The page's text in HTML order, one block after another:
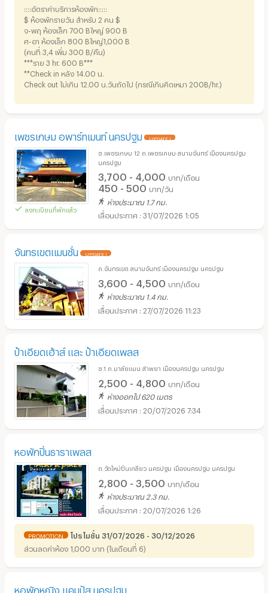
::::อัตราค่าบริการห้องพัก:::::
$ ห้องพักรายวัน สำหรับ 2 คน $
จ-พฤ ห้องเล็ก 700 Bใหญ่ 900 B
ศ-อา ห้องเล็ก 800 Bใหญ่1,000 B
(คนที่ 3,4 เพิ่ม 300 B/คืน)
***ราย 3 hr. 600 B***
**Check in หลัง 14.00 น.
Check out ไม่เกิน 12.00 น.วันถัดไป (กรณีเกินคิดเหมา 200B/hr.)
เพชรเกษม อพาร์ทเมนท์ นครปฐม UPDATE !
ลงทะเบียนที่พักแล้ว
ซ.เพชรเกษม 12 ถ.เพชรเกษม สนามจันทร์ เมืองนครปฐม
นครปฐม
3,700 - 4,000 บาท/เดือน
450 - 500 บาท/วัน
ห่างประมาณ 1.7 กม.
31/07/2026 1:05
จันทรเขตแมนชั่น UPDATE !
ถ.จันทรเขต สนามจันทร์ เมืองนครปฐม นครปฐม
3,600 - 4,500 บาท/เดือน
ห่างประมาณ 1.4 กม.
27/07/2026 11:23
ป้าเอียดเฮ้าส์ และ ป้าเอียดเพลส
ซ.1 ถ.มาลัยแมน ลำพยา เมืองนครปฐม นครปฐม
2,500 - 4,800 บาท/เดือน
ห่างออกไป 620 เมตร
20/07/2026 7:34
หอพักปิ่นธาราเพลส
ถ.วัดใหม่ปิ่นเกลียว นครปฐม เมืองนครปฐม นครปฐม
2,800 - 3,500 บาท/เดือน
ห่างประมาณ 2.3 กม.
20/07/2026 1:26
PROMOTION โปรโมชั่น 31/07/2026 - 30/12/2026
ส่วนลดค่าห้อง 1,000 บาท (ในเดือนที่ 6)
หอพักหญิง แคมปัส นครปฐม